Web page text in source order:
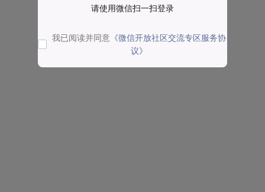
请使用微信扫一扫登录
我已阅读并同意 《微信开放社区交流专区服务协
议》